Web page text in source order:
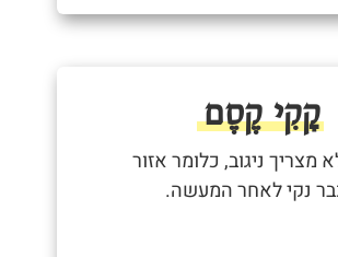
קָקִי קֶסֶם
מצריך ניגוב, כלומר אזור
נקי לאחר המעשה.